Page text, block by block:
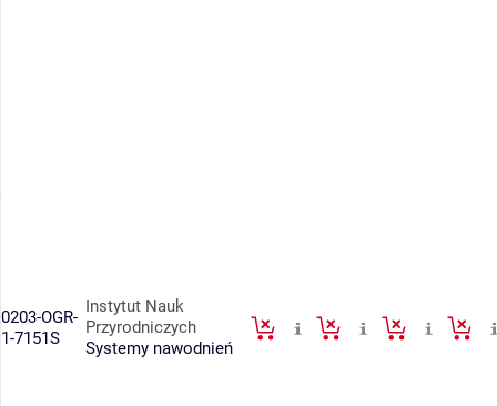
0203-OGR-
1-7151S
Instytut Nauk
Przyrodniczych
Systemy nawodnień